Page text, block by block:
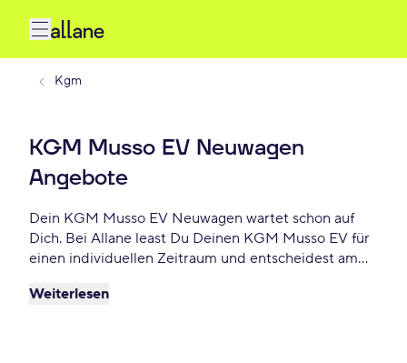
Kgm
KGM Musso EV Neuwagen
Angebote
Dein KGM Musso EV Neuwagen wartet schon auf
Dich. Bei Allane least Du Deinen KGM Musso EV für
einen individuellen Zeitraum und entscheidest am
möchtest oder zurückgeben willst. Finde das
Weiterlesen